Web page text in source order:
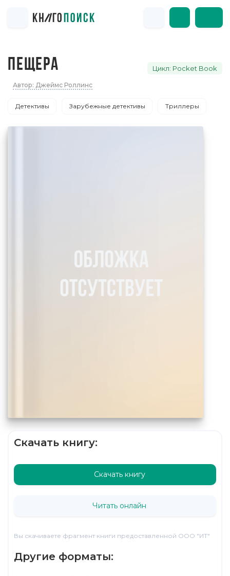
ПЕЩЕРА Цикл: Pocket Book
Автор: Джеймс Роллинс
Детективы Зарубежные детективы Триллеры
Скачать книгу:
Скачать книгу
Читать онлайн
Вы скачиваете фрагмент книги предоставленной ООО "ИТ"
Другие форматы: